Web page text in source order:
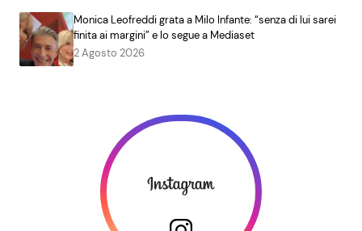
Monica Leofreddi grata a Milo Infante: “senza di lui sarei
finita ai margini” e lo segue a Mediaset
2 Agosto 2026